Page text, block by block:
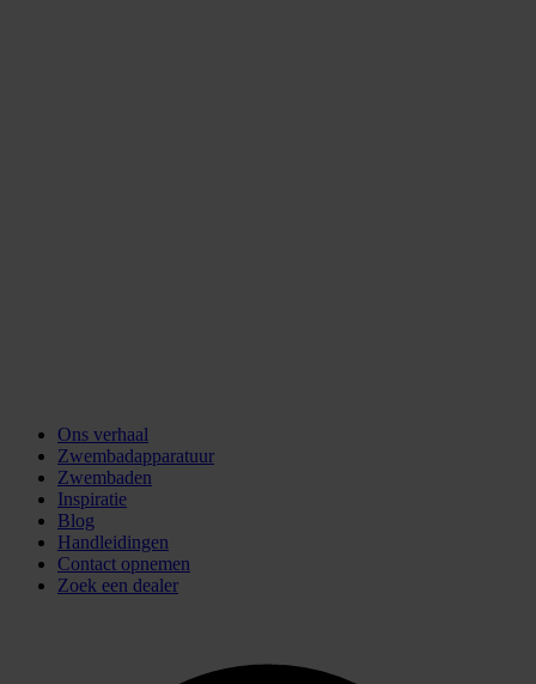
Ons verhaal
Zwembadapparatuur
Zwembaden
Inspiratie
Blog
Handleidingen
Contact opnemen
Zoek een dealer